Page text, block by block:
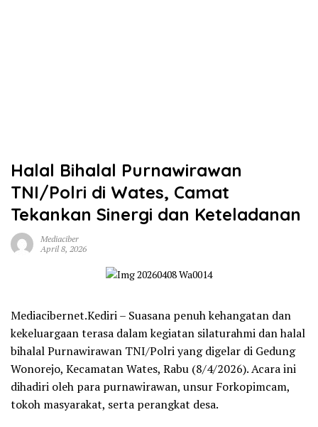
Halal Bihalal Purnawirawan
TNI/Polri di Wates, Camat
Tekankan Sinergi dan Keteladanan
Mediaciber
April 8, 2026
Mediacibernet.Kediri – Suasana penuh kehangatan dan
kekeluargaan terasa dalam kegiatan silaturahmi dan halal
bihalal Purnawirawan TNI/Polri yang digelar di Gedung
Wonorejo, Kecamatan Wates, Rabu (8/4/2026). Acara ini
dihadiri oleh para purnawirawan, unsur Forkopimcam,
tokoh masyarakat, serta perangkat desa.